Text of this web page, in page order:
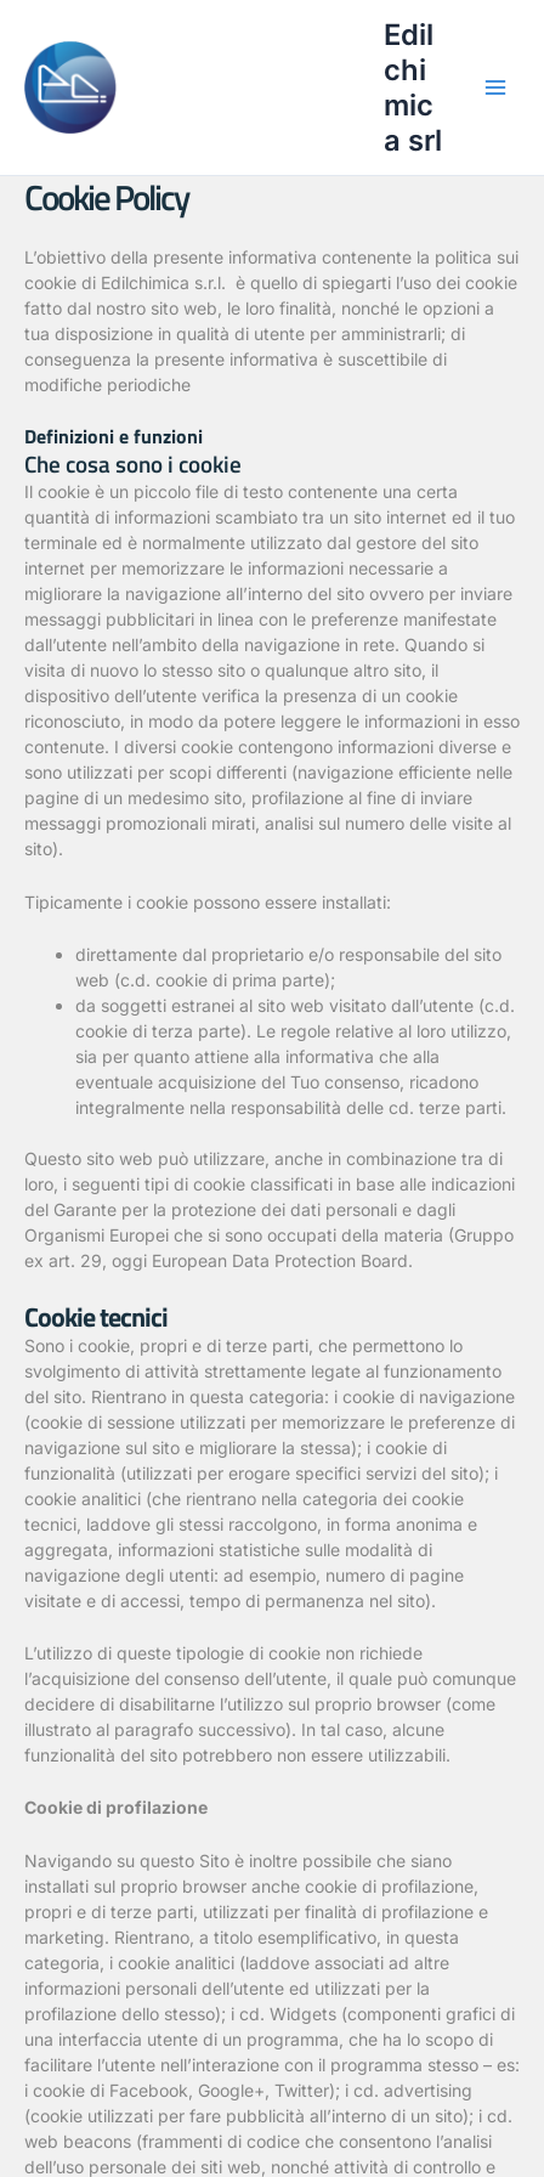
contenuto
Edil
chi
mic
a srl
Cookie Policy
L’obiettivo della presente informativa contenente la politica sui
cookie di Edilchimica s.r.l. è quello di spiegarti l’uso dei cookie
fatto dal nostro sito web, le loro finalità, nonché le opzioni a
tua disposizione in qualità di utente per amministrarli; di
conseguenza la presente informativa è suscettibile di
modifiche periodiche
Definizioni e funzioni
Che cosa sono i cookie
Il cookie è un piccolo file di testo contenente una certa
quantità di informazioni scambiato tra un sito internet ed il tuo
terminale ed è normalmente utilizzato dal gestore del sito
internet per memorizzare le informazioni necessarie a
migliorare la navigazione all’interno del sito ovvero per inviare
messaggi pubblicitari in linea con le preferenze manifestate
dall’utente nell’ambito della navigazione in rete. Quando si
visita di nuovo lo stesso sito o qualunque altro sito, il
dispositivo dell’utente verifica la presenza di un cookie
riconosciuto, in modo da potere leggere le informazioni in esso
contenute. I diversi cookie contengono informazioni diverse e
sono utilizzati per scopi differenti (navigazione efficiente nelle
pagine di un medesimo sito, profilazione al fine di inviare
messaggi promozionali mirati, analisi sul numero delle visite al
sito).
Tipicamente i cookie possono essere installati:
direttamente dal proprietario e/o responsabile del sito
web (c.d. cookie di prima parte);
da soggetti estranei al sito web visitato dall’utente (c.d.
cookie di terza parte). Le regole relative al loro utilizzo,
sia per quanto attiene alla informativa che alla
eventuale acquisizione del Tuo consenso, ricadono
integralmente nella responsabilità delle cd. terze parti.
Questo sito web può utilizzare, anche in combinazione tra di
loro, i seguenti tipi di cookie classificati in base alle indicazioni
del Garante per la protezione dei dati personali e dagli
Organismi Europei che si sono occupati della materia (Gruppo
ex art. 29, oggi European Data Protection Board.
Cookie tecnici
Sono i cookie, propri e di terze parti, che permettono lo
svolgimento di attività strettamente legate al funzionamento
del sito. Rientrano in questa categoria: i cookie di navigazione
(cookie di sessione utilizzati per memorizzare le preferenze di
navigazione sul sito e migliorare la stessa); i cookie di
funzionalità (utilizzati per erogare specifici servizi del sito); i
cookie analitici (che rientrano nella categoria dei cookie
tecnici, laddove gli stessi raccolgono, in forma anonima e
aggregata, informazioni statistiche sulle modalità di
navigazione degli utenti: ad esempio, numero di pagine
visitate e di accessi, tempo di permanenza nel sito).
L’utilizzo di queste tipologie di cookie non richiede
l’acquisizione del consenso dell’utente, il quale può comunque
decidere di disabilitarne l’utilizzo sul proprio browser (come
illustrato al paragrafo successivo). In tal caso, alcune
funzionalità del sito potrebbero non essere utilizzabili.
Cookie di profilazione
Navigando su questo Sito è inoltre possibile che siano
installati sul proprio browser anche cookie di profilazione,
propri e di terze parti, utilizzati per finalità di profilazione e
marketing. Rientrano, a titolo esemplificativo, in questa
categoria, i cookie analitici (laddove associati ad altre
informazioni personali dell’utente ed utilizzati per la
profilazione dello stesso); i cd. Widgets (componenti grafici di
una interfaccia utente di un programma, che ha lo scopo di
facilitare l’utente nell’interazione con il programma stesso – es:
i cookie di Facebook, Google+, Twitter); i cd. advertising
(cookie utilizzati per fare pubblicità all’interno di un sito); i cd.
web beacons (frammenti di codice che consentono l’analisi
dell’uso personale dei siti web, nonché attività di controllo e